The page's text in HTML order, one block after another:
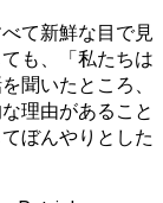
て新鮮な目で見
も、「私たちは
聞いたところ、
理由があること
ぼんやりとした